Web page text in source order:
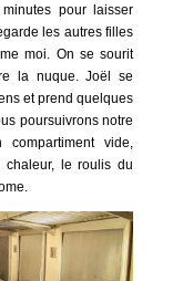
pour laisser
les autres filles
moi. On se sourit
la nuque. Joël se
et prend quelques
poursuivrons notre
vide,
chaleur, le roulis du